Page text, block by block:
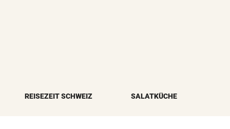
REISEZEIT SCHWEIZ SALATKÜCHE